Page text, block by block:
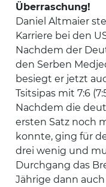
Überraschung!
Daniel Altmaier
Karriere bei den
Nachdem der
den Serben
besiegt er jetzt
Tsitsipas mit 7:6
Nachdem die
ersten Satz noch
konnte, ging für
drei wenig und
Durchgang das
Jährige dann